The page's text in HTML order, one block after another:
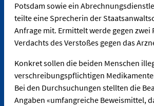
Potsdam sowie ein
teilte eine Sprecherin der
Anfrage mit. Ermittelt werde gegen zwei
Verdachts des Verstoßes gegen das
Konkret sollen die beiden Menschen
verschreibungspflichtigen
Bei den Durchsuchungen stellten die
Angaben «umfangreiche Beweismittel,